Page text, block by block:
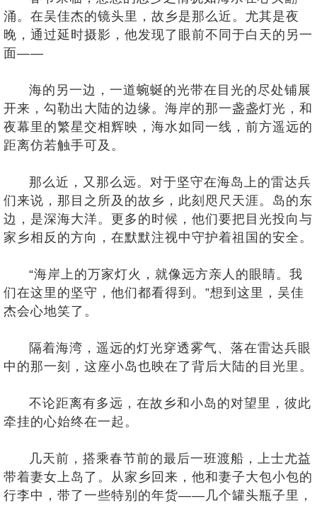
涌。在吴佳杰的镜头里，故乡是那么近。尤其是夜
晚，通过延时摄影，他发现了眼前不同于白天的另一
面——
海的另一边，一道蜿蜒的光带在目光的尽处铺展
开来，勾勒出大陆的边缘。海岸的那一盏盏灯光，和
夜幕里的繁星交相辉映，海水如同一线，前方遥远的
距离仿若触手可及。
那么近，又那么远。对于坚守在海岛上的雷达兵
们来说，那目之所及的故乡，此刻咫尺天涯。岛的东
边，是深海大洋。更多的时候，他们要把目光投向与
家乡相反的方向，在默默注视中守护着祖国的安全。
“海岸上的万家灯火，就像远方亲人的眼睛。我
们在这里的坚守，他们都看得到。”想到这里，吴佳
杰会心地笑了。
隔着海湾，遥远的灯光穿透雾气、落在雷达兵眼
中的那一刻，这座小岛也映在了背后大陆的目光里。
不论距离有多远，在故乡和小岛的对望里，彼此
牵挂的心始终在一起。
几天前，搭乘春节前的最后一班渡船，上士尤益
带着妻女上岛了。从家乡回来，他和妻子大包小包的
行李中，带了一些特别的年货——几个罐头瓶子里，